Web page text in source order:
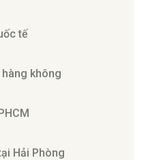
tế
không
Hải Phòng